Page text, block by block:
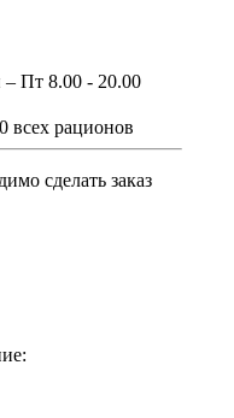
Пт 8.00 - 20.00
всех рационов
сделать заказ